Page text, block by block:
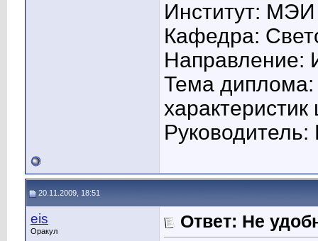
Институт: МЭИ
Кафедра:
Направление:
Тема диплома:
20.11.2009, 18:51
eis
Оракул
Ответ: Не